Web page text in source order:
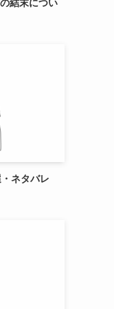
結末につい
ネタバレ